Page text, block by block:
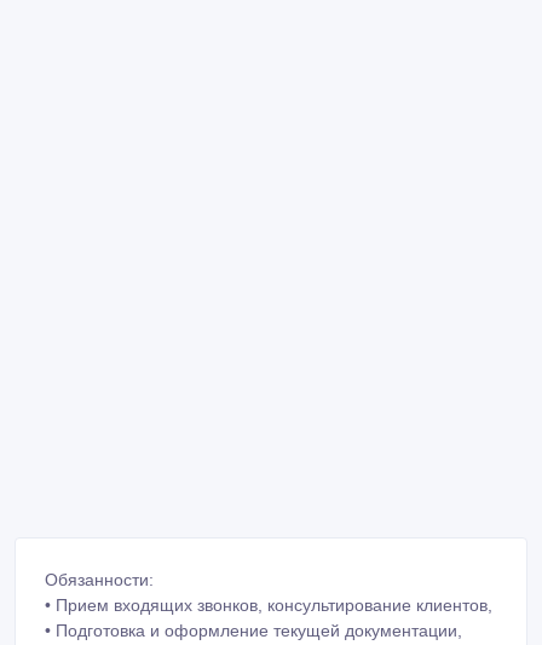
Обязанности:
• Прием входящих звонков, консультирование клиентов,
• Подготовка и оформление текущей документации,